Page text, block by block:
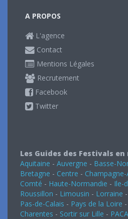
A PROPOS
L'agence
Contact
Mentions Légales
Recrutement
Facebook
Twitter
Les Guides des Festivals en
Aquitaine - Auvergne - Basse-
Bretagne - Centre -
Comté - Haute-Normandie - Ile-
Roussillon - Limousin - Lorraine -
Pas-de-Calais - Pays de la Loire -
Charentes - Sortir sur Lille - PACA